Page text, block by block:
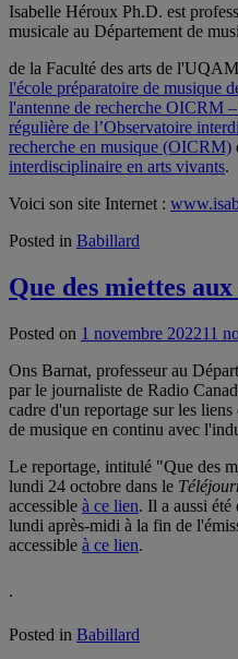
Isabelle Héroux Ph.D. est
musicale au Département de
de la Faculté des arts de
l'école préparatoire de musique
l'antenne de recherche OICRM
régulière de l’Observatoire
recherche en musique (OICRM)
interdisciplinaire en arts vivants.
Voici son site Internet :
Posted in Babillard
Que des miettes
Posted on 1 novembre 202211
Ons Barnat, professeur au
par le journaliste de Radio
cadre d'un reportage sur les
de musique en continu avec
Le reportage, intitulé "Que des
lundi 24 octobre dans le
accessible à ce lien. Il a aussi
lundi après-midi à la fin de
accessible à ce lien.
.
Posted in Babillard